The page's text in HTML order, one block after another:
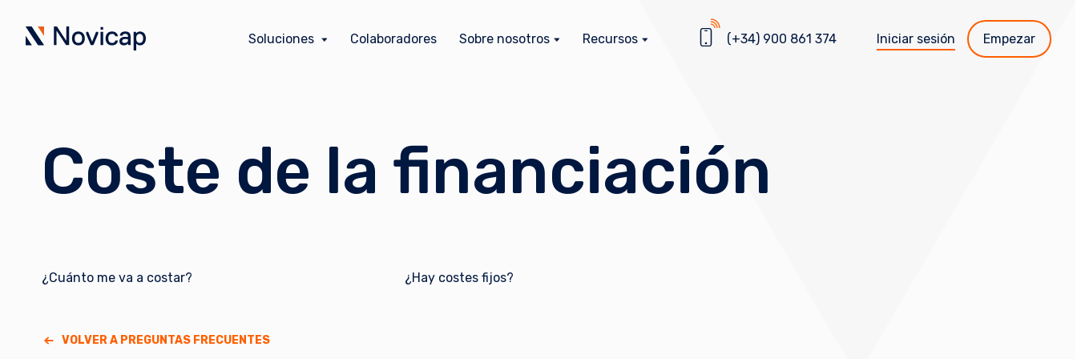
Soluciones Colaboradores Sobre nosotros Recursos (+34) 900 861 374 Iniciar sesión Empezar
Coste de la financiación
¿Cuánto me va a costar? ¿Hay costes fijos?
VOLVER A PREGUNTAS FRECUENTES